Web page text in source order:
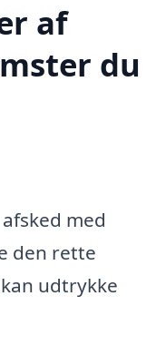
af
du
med
den rette
udtrykke